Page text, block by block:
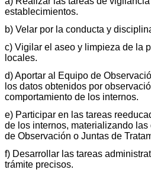
establecimientos.
b) Velar por la conducta y
c) Vigilar el aseo y limpieza de la
locales.
d) Aportar al Equipo de
los datos obtenidos por
comportamiento de los internos.
e) Participar en las tareas
de los internos, materializando
de Observación o Juntas de
f) Desarrollar las tareas
trámite precisos.